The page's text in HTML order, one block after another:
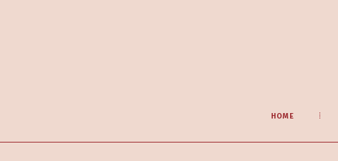
HOME